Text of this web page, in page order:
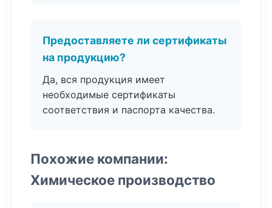
Предоставляете ли сертификаты
на продукцию?
Да, вся продукция имеет
необходимые сертификаты
соответствия и паспорта качества.
Похожие компании:
Химическое производство